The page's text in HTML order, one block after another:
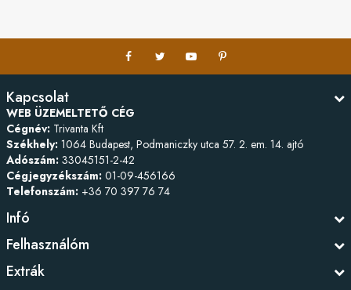
Kapcsolat
WEB ÜZEMELTETŐ CÉG
Cégnév: Trivanta Kft
Székhely: 1064 Budapest, Podmaniczky utca 57. 2. em. 14. ajtó
Adószám: 33045151-2-42
Cégjegyzékszám: 01-09-456166
Telefonszám: +36 70 397 76 74
Infó
Felhasználóm
Extrák